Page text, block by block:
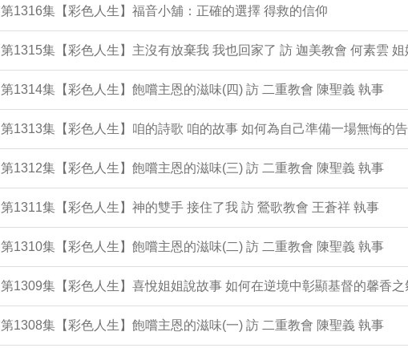
第1316集【彩色人生】福音小舖：正確的選擇 得救的信仰
第1315集【彩色人生】主沒有放棄我 我也回家了 訪 迦美教會 何素雲 姐
第1314集【彩色人生】飽嚐主恩的滋味(四) 訪 二重教會 陳聖義 執事
第1313集【彩色人生】咱的詩歌 咱的故事 如何為自己準備一場無悔的
第1312集【彩色人生】飽嚐主恩的滋味(三) 訪 二重教會 陳聖義 執事
第1311集【彩色人生】神的雙手 接住了我 訪 鶯歌教會 王蒼祥 執事
第1310集【彩色人生】飽嚐主恩的滋味(二) 訪 二重教會 陳聖義 執事
第1309集【彩色人生】喜悅姐姐說故事 如何在逆境中彰顯基督的馨香之
第1308集【彩色人生】飽嚐主恩的滋味(一) 訪 二重教會 陳聖義 執事